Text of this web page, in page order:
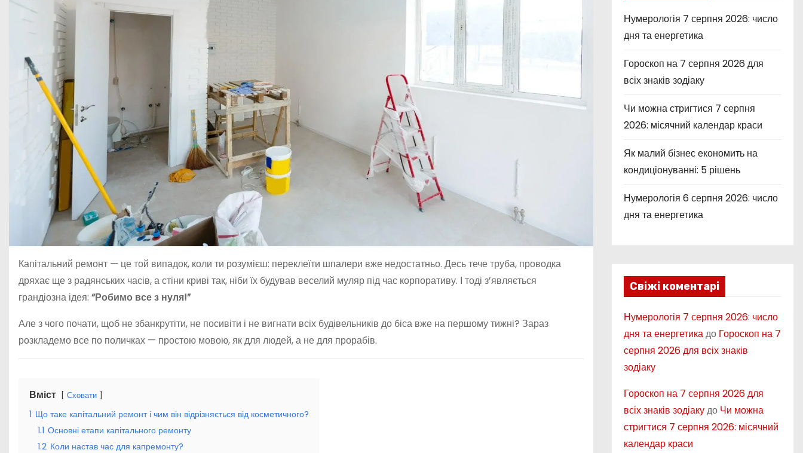
Капітальний ремонт — це той випадок, коли ти розумієш: переклеїти шпалери вже недостатньо. Десь тече труба, проводка
дряхає ще з радянських часів, а стіни криві так, ніби їх будував веселий муляр під час корпоративу. І тоді з’являється
грандіозна ідея: “Робимо все з нуля!”
Але з чого почати, щоб не збанкрутіти, не посивіти і не вигнати всіх будівельників до біса вже на першому тижні? Зараз
розкладемо все по поличках — простою мовою, як для людей, а не для прорабів.
Вміст Сховати
1 Що таке капітальний ремонт і чим він відрізняється від косметичного?
1.1 Основні етапи капітального ремонту
1.2 Коли настав час для капремонту?
Нумерологія 7 серпня 2026: число
дня та енергетика
Гороскоп на 7 серпня 2026 для
всіх знаків зодіаку
Чи можна стригтися 7 серпня
2026: місячний календар краси
Як малий бізнес економить на
кондиціонуванні: 5 рішень
Нумерологія 6 серпня 2026: число
дня та енергетика
Свіжі коментарі
Нумерологія 7 серпня 2026: число
дня та енергетикадо Гороскоп на 7
серпня 2026 для всіх знаків
зодіаку
Гороскоп на 7 серпня 2026 для
всіх знаків зодіакудо Чи можна
стригтися 7 серпня 2026: місячний
календар краси